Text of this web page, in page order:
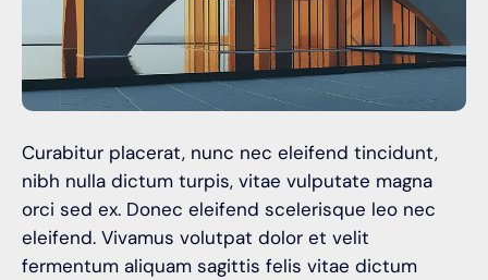
Curabitur placerat, nunc nec eleifend tincidunt,
nibh nulla dictum turpis, vitae vulputate magna
orci sed ex. Donec eleifend scelerisque leo nec
eleifend. Vivamus volutpat dolor et velit
fermentum aliquam sagittis felis vitae dictum